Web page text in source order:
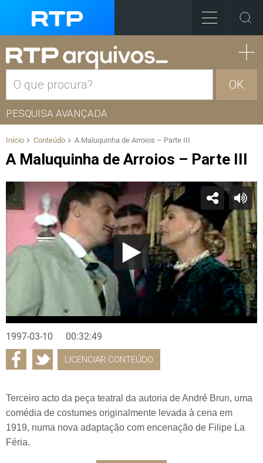
OK
PESQUISA AVANÇADA
Início Conteúdo A Maluquinha de Arroios – Parte III
A Maluquinha de Arroios – Parte III
1997-03-10 00:32:49
LICENCIAR CONTEÚDO
Terceiro acto da peça teatral da autoria de André Brun, uma
comédia de costumes originalmente levada à cena em
1919, numa nova adaptação com encenação de Filipe La
Féria.